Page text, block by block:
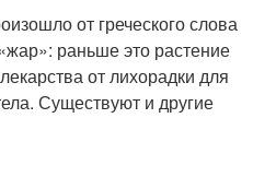
от греческого слова
раньше это растение
от лихорадки для
Существуют и другие